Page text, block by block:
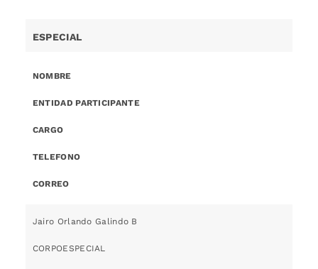
ESPECIAL
NOMBRE
ENTIDAD PARTICIPANTE
CARGO
TELEFONO
CORREO
Jairo Orlando Galindo B
CORPOESPECIAL